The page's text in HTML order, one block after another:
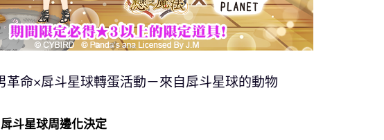
革命×戽斗星球轉蛋活動－來自戽斗星球的動物
斗星球周邊化決定